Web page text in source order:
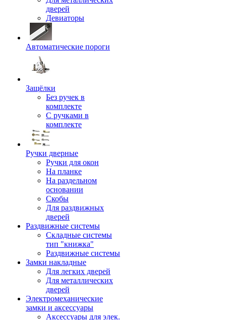
дверей
Девиаторы
Автоматические пороги
Защёлки
Без ручек в
комплекте
С ручками в
комплекте
Ручки дверные
Ручки для окон
На планке
На раздельном
основании
Скобы
Для раздвижных
дверей
Раздвижные системы
Складные системы
тип "книжка"
Раздвижные системы
Замки накладные
Для легких дверей
Для металлических
дверей
Электромеханические
замки и аксессуары
Аксессуары для элек.